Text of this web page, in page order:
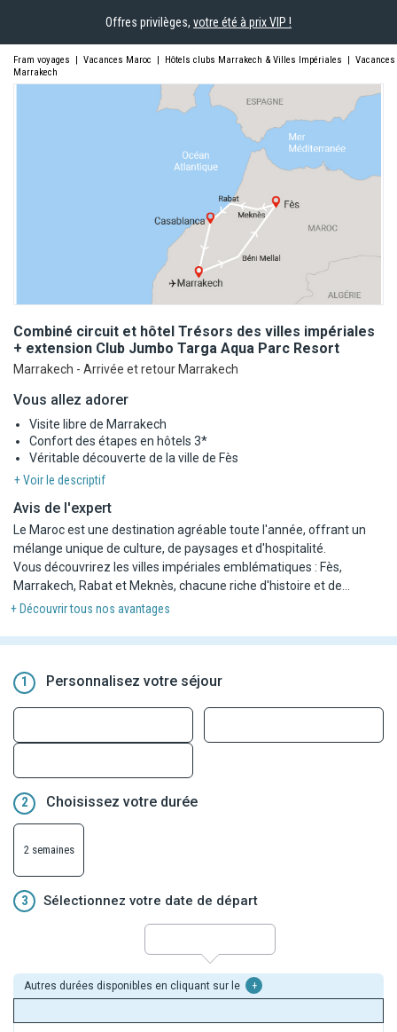
Offres privilèges, votre été à prix VIP !
Fram voyages | Vacances Maroc | Hôtels clubs Marrakech & Villes Impériales | Vacances
Marrakech
Combiné circuit et hôtel Trésors des villes impériales
+ extension Club Jumbo Targa Aqua Parc Resort
Marrakech - Arrivée et retour Marrakech
Vous allez adorer
Visite libre de Marrakech
Confort des étapes en hôtels 3*
Véritable découverte de la ville de Fès
+ Voir le descriptif
Avis de l'expert
Le Maroc est une destination agréable toute l'année, offrant un
mélange unique de culture, de paysages et d'hospitalité.
Vous découvrirez les villes impériales emblématiques : Fès,
Marrakech, Rabat et Meknès, chacune riche d'histoire et de
culture. Les panoramas, les couleurs et les odeurs typiques du
l'essentiel, avec un aperçu des principaux monuments de
l'extérieur.
Le rythme soutenu permet de voir les incontournables, tout en
Ce circuit permet de se familiariser avec le Maroc et de donner
envie de revenir pour explorer plus en profondeur certaines villes à
l'avenir.
Dans le cadre de ce circuit, les hébergements sélectionnés sont
des hôtels étape offrant un niveau de confort simple. Les
+ Découvrir tous nos avantages
1 Personnalisez votre séjour
2 Choisissez votre durée
2 semaines
3 Sélectionnez votre date de départ
Autres durées disponibles en cliquant sur le +